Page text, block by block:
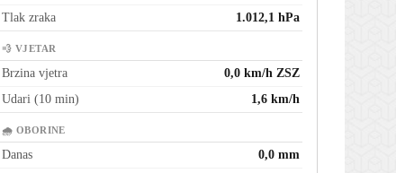
Tlak zraka
1.012,1 hPa
💨 VJETAR
Brzina vjetra
0,0 km/h ZSZ
Udari (10 min)
1,6 km/h
🌧 OBORINE
Danas
0,0 mm